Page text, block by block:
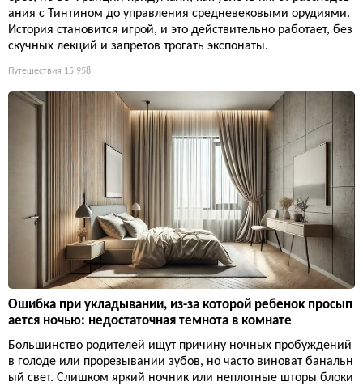
ания с Тинтином до управления средневековыми орудиями.
История становится игрой, и это действительно работает, без
скучных лекций и запретов трогать экспонаты.
Путешествия 15 958
Ошибка при укладывании, из-за которой ребенок просып
ается ночью: недостаточная темнота в комнате
Большинство родителей ищут причину ночных пробуждений
в голоде или прорезывании зубов, но часто виноват банальн
ый свет. Слишком яркий ночник или неплотные шторы блоки